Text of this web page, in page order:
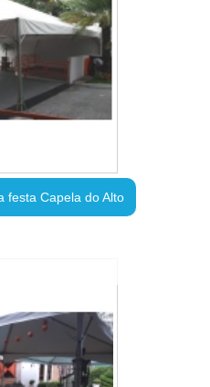
festa Capela do Alto